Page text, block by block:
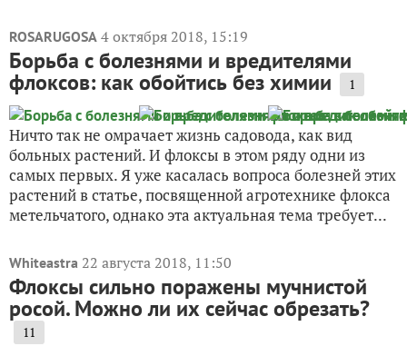
ROSARUGOSA 4 октября 2018, 15:19
Борьба с болезнями и вредителями
флоксов: как обойтись без химии 1
Ничто так не омрачает жизнь садовода, как вид
больных растений. И флоксы в этом ряду одни из
самых первых. Я уже касалась вопроса болезней этих
растений в статье, посвященной агротехнике флокса
метельчатого, однако эта актуальная тема требует...
Whiteastra 22 августа 2018, 11:50
Флоксы сильно поражены мучнистой
росой. Можно ли их сейчас обрезать?
11